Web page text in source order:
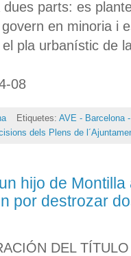
parts: es
en minoria i
pla urbanístic de
08
Etiquetes: AVE - Barcelona
dels Plens de
hijo de Montilla
por destrozar
DEL